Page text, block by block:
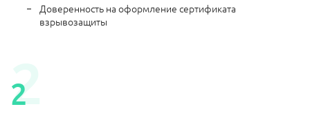
Доверенность на оформление сертификата
взрывозащиты